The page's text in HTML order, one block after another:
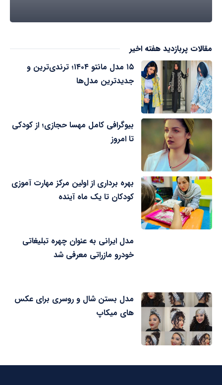
مقالات پربازدید هفته اخیر
۱۵ مدل مانتو ۱۴۰۴؛ ترندی‌ترین و
جدیدترین مدل‌ها
بیوگرافی کامل مهسا حجازی؛ از کودکی
تا امروز
بهره برداری از اولین مرکز مهارت آموزی
کودکان تا یک ماه آینده
مدل ایرانی به عنوان چهره تبلیغاتی
خودرو مازراتی معرفی شد
مدل بستن شال و روسری برای عکس
های میکاپ